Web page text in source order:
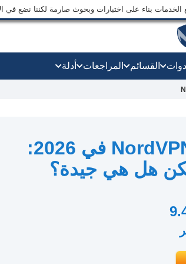
الخدمات بناء على اختبارات وبحوث صارمة لكننا نضع في
القسائم المراجعات أدلة
مراجعة NordVPN في 2026:
هل هي جيدة؟